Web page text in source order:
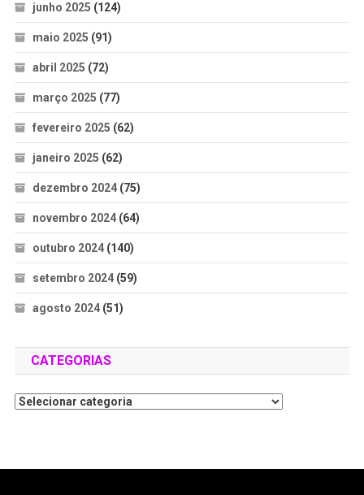
junho 2025 (124)
maio 2025 (91)
abril 2025 (72)
março 2025 (77)
fevereiro 2025 (62)
janeiro 2025 (62)
dezembro 2024(75)
novembro 2024(64)
outubro 2024(140)
setembro 2024(59)
agosto 2024(51)
CATEGORIAS